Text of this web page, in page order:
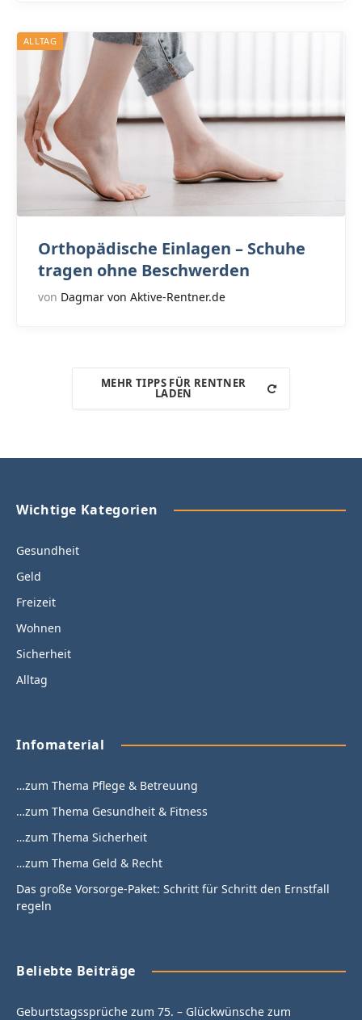
ALLTAG
Orthopädische Einlagen – Schuhe
tragen ohne Beschwerden
von Dagmar von Aktive-Rentner.de
MEHR TIPPS FÜR RENTNER
LADEN
Wichtige Kategorien
Gesundheit
Geld
Freizeit
Wohnen
Sicherheit
Alltag
Infomaterial
…zum Thema Pflege & Betreuung
…zum Thema Gesundheit & Fitness
…zum Thema Sicherheit
…zum Thema Geld & Recht
Das große Vorsorge-Paket: Schritt für Schritt den Ernstfall
regeln
Beliebte Beiträge
Geburtstagssprüche zum 75. – Glückwünsche zum